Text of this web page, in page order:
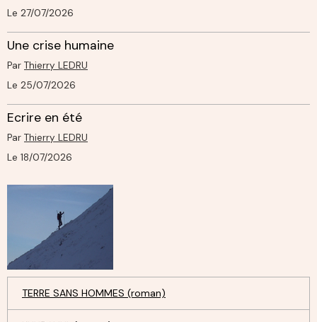
Le 27/07/2026
Une crise humaine
Par Thierry LEDRU
Le 25/07/2026
Ecrire en été
Par Thierry LEDRU
Le 18/07/2026
TERRE SANS HOMMES (roman)